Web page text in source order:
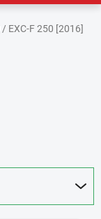
/ EXC-F 250 [2016]